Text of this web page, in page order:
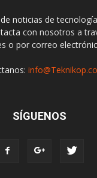
noticias de
con nosotros a
o por correo
SÍGUENOS